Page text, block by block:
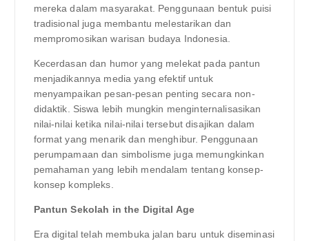
mereka dalam masyarakat. Penggunaan bentuk puisi
tradisional juga membantu melestarikan dan
mempromosikan warisan budaya Indonesia.
Kecerdasan dan humor yang melekat pada pantun
menjadikannya media yang efektif untuk
menyampaikan pesan-pesan penting secara non-
didaktik. Siswa lebih mungkin menginternalisasikan
nilai-nilai ketika nilai-nilai tersebut disajikan dalam
format yang menarik dan menghibur. Penggunaan
perumpamaan dan simbolisme juga memungkinkan
pemahaman yang lebih mendalam tentang konsep-
konsep kompleks.
Pantun Sekolah in the Digital Age
Era digital telah membuka jalan baru untuk diseminasi